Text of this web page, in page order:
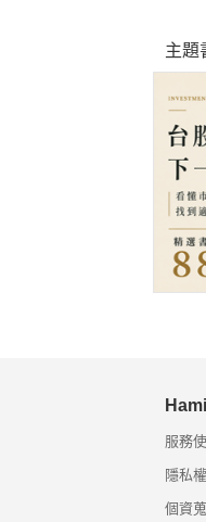
主題
服務
隱私
個資